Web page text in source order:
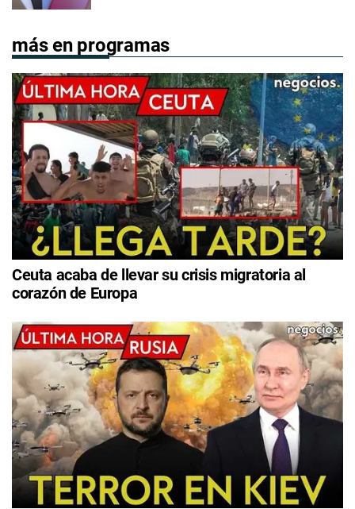
más en programas
Ceuta acaba de llevar su crisis migratoria al
corazón de Europa